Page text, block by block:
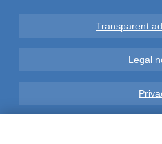
Transparent
Legal